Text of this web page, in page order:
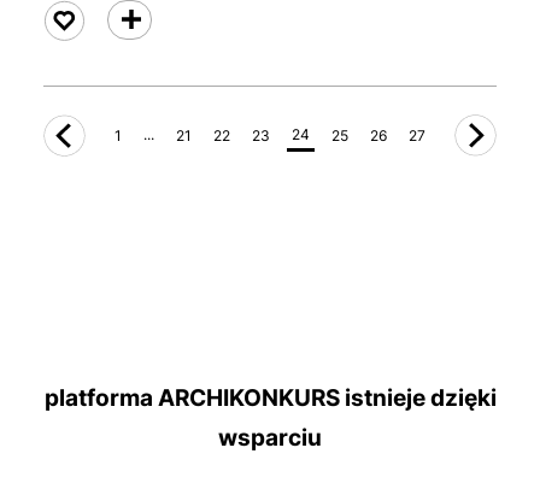
czytaj
1 ... 21 22 23 24 25 26 27
platforma ARCHIKONKURS istnieje dzięki
wsparciu